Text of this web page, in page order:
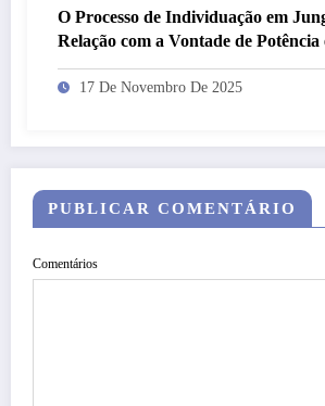
O Processo de Individuação em
Relação com a Vontade de Potência
Homem em Nietzsche
17 De Novembro De 2025
PUBLICAR COMENTÁRIO
Comentários